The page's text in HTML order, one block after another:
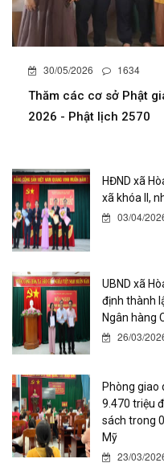
30/05/2026 1634
Thăm các cơ sở Phật
2026 - Phật lịch 2570
HĐND xã
xã khóa II,
03/04/
UBND xã
định thành
Ngân hàng
26/03/
Phòng giao
9.470 triệu
sách trong
Mỹ
23/03/